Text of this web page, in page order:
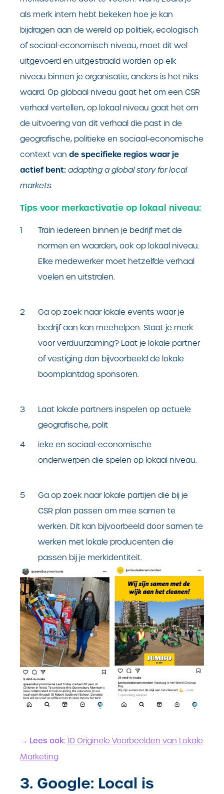
als merk intern hebt bekeken hoe je kan
bijdragen aan de wereld op politiek, ecologisch
of sociaal-economisch niveau, moet dit wel
uitgevoerd en uitgestraald worden op elk
niveau binnen je organisatie, anders is het niks
waard. Op globaal niveau gaat het om een CSR
verhaal vertellen, op lokaal niveau gaat het om
de uitvoering van dit verhaal die past in de
geografische, politieke en sociaal-economische
context van de specifieke regios waar je
actief bent: adapting a global story for local
markets.
Tips voor merkactivatie op lokaal niveau:
Train iedereen binnen je bedrijf met de
normen en waarden, ook op lokaal niveau.
Elke medewerker moet hetzelfde verhaal
voelen en uitstralen.
Ga op zoek naar lokale events waar je
bedrijf aan kan meehelpen. Staat je merk
voor verduurzaming? Laat je lokale partner
of vestiging dan bijvoorbeeld de lokale
boomplantdag sponsoren.
Laat lokale partners inspelen op actuele
geografische, polit
ieke en sociaal-economische
onderwerpen die spelen op lokaal niveau.
Ga op zoek naar lokale partijen die bij je
CSR plan passen om mee samen te
werken. Dit kan bijvoorbeeld door samen te
werken met lokale producenten die
passen bij je merkidentiteit.
→ Lees ook: 10 Originele Voorbeelden van Lokale
Marketing
3. Google: Local is